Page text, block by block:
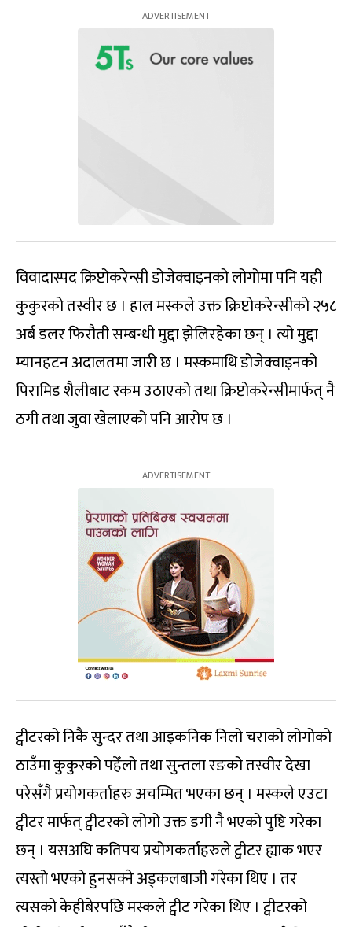
विवादास्पद क्रिप्टोकरेन्सी डोजेक्वाइनको लोगोमा पनि यही
कुकुरको तस्वीर छ । हाल मस्कले उक्त क्रिप्टोकरेन्सीको २५८
अर्ब डलर फिरौती सम्बन्धी मुद्दा झेलिरहेका छन् । त्यो मुुद्दा
म्यानहटन अदालतमा जारी छ । मस्कमाथि डोजेक्वाइनको
पिरामिड शैलीबाट रकम उठाएको तथा क्रिप्टोकरेन्सीमार्फत् नै
ठगी तथा जुवा खेलाएको पनि आरोप छ ।
ट्वीटरको निकै सुन्दर तथा आइकनिक निलो चराको लोगोको
ठाउँमा कुकुरको पहेँलो तथा सुन्तला रङको तस्वीर देखा
परेसँगै प्रयोगकर्ताहरु अचम्मित भएका छन् । मस्कले एउटा
ट्वीटर मार्फत् ट्वीटरको लोगो उक्त डगी नै भएको पुष्टि गरेका
छन् । यसअघि कतिपय प्रयोगकर्ताहरुले ट्वीटर ह्याक भएर
त्यस्तो भएको हुनसक्ने अड्कलबाजी गरेका थिए । तर
त्यसको केहीबेरपछि मस्कले ट्वीट गरेका थिए । ट्वीटरको